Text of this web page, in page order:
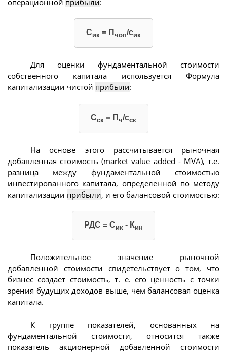
Сик = П чоп/сик
Для оценки фундаментальной стоимости
собственного капитала используется Формула
капитализации чистой прибыли:
Сск = П ч/сск
На основе этого рассчитывается рыночная
добавленная стоимость (market value added - MVA), т.е.
разница между фундаментальной стоимостью
инвестированного капитала, определенной по методу
капитализации прибыли, и его балансовой стоимостью:
РДС = Сик - Кин
Положительное значение рыночной
добавленной стоимости свидетельствует о том, что
бизнес создает стоимость, т. е. его ценность с точки
зрения будущих доходов выше, чем балансовая оценка
капитала.
К группе показателей, основанных на
фундаментальной стоимости, относится также
показатель акционерной добавленной стоимости